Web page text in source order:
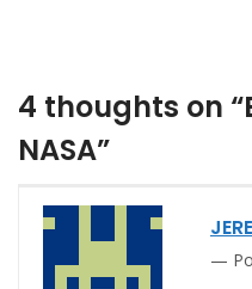
4 thoughts on
NASA”